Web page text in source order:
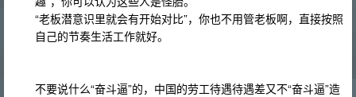
“老板潜意识里就会有开始对比”，你也不用管老板啊，直接按照
自己的节奏生活工作就好。
不要说什么“奋斗逼”的，中国的劳工待遇待遇差又不“奋斗逼”造